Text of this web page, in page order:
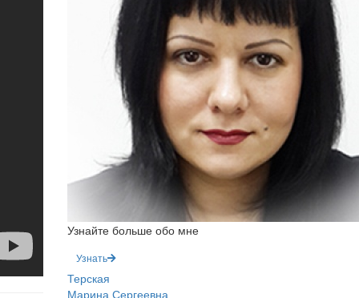
Узнайте больше обо мне
Узнать
Терская
Марина Сергеевна